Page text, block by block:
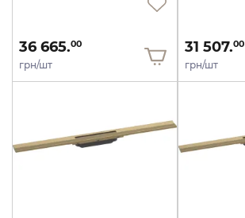
36 665.00
грн/шт
31 507.00
грн/шт